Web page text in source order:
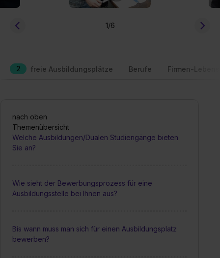
1/6
2 freie Ausbildungsplätze Berufe Firmen-
nach oben
Themenübersicht
Welche Ausbildungen/Dualen Studiengänge bieten
Sie an?
Wie sieht der Bewerbungsprozess für eine
Ausbildungsstelle bei Ihnen aus?
Bis wann muss man sich für einen Ausbildungsplatz
bewerben?